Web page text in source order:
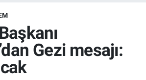
Gezi mesajı: